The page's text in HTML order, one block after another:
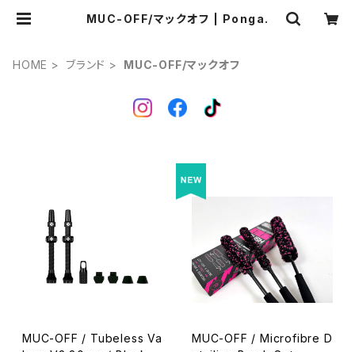
MUC-OFF/マックオフ | Ponga.
HOME ブランド MUC-OFF/マックオフ
MUC-OFF / Tubeless Va
MUC-OFF / Microfibre D